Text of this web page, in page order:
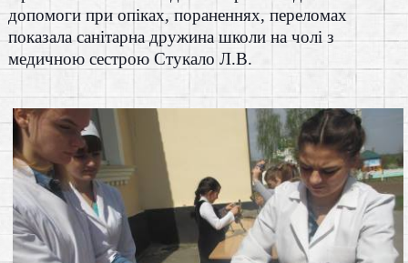
допомоги при опіках, пораненнях, переломах
показала санітарна дружина школи на чолі з
медичною сестрою Стукало Л.В.